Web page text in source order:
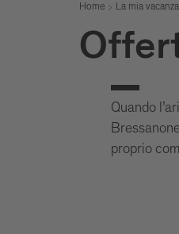
Home La mia vacanza
Quando
proprio